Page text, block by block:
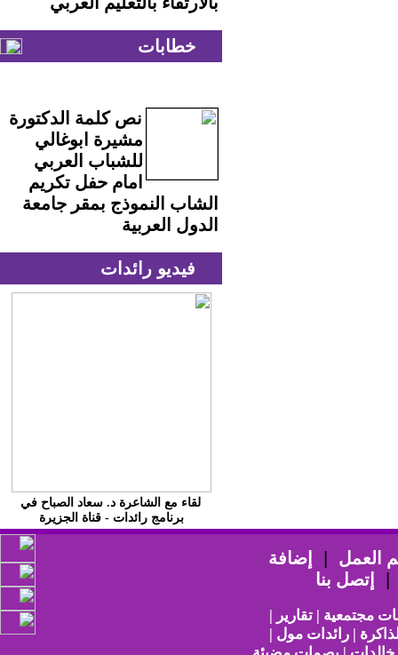
خطابات
نص كلمة الدكتورة
مشيرة ابوغالي
للشباب العربي
امام حفل تكريم
الشاب النموذج بمقر جامعة
الدول العربية
فيديو رائدات
لقاء مع الشاعرة د. سعاد الصباح في
برنامج رائدات - قناة الجزيرة
العمل
إضافة
إتصل بنا
مجتمعية | تقارير |
| رائدات مول |